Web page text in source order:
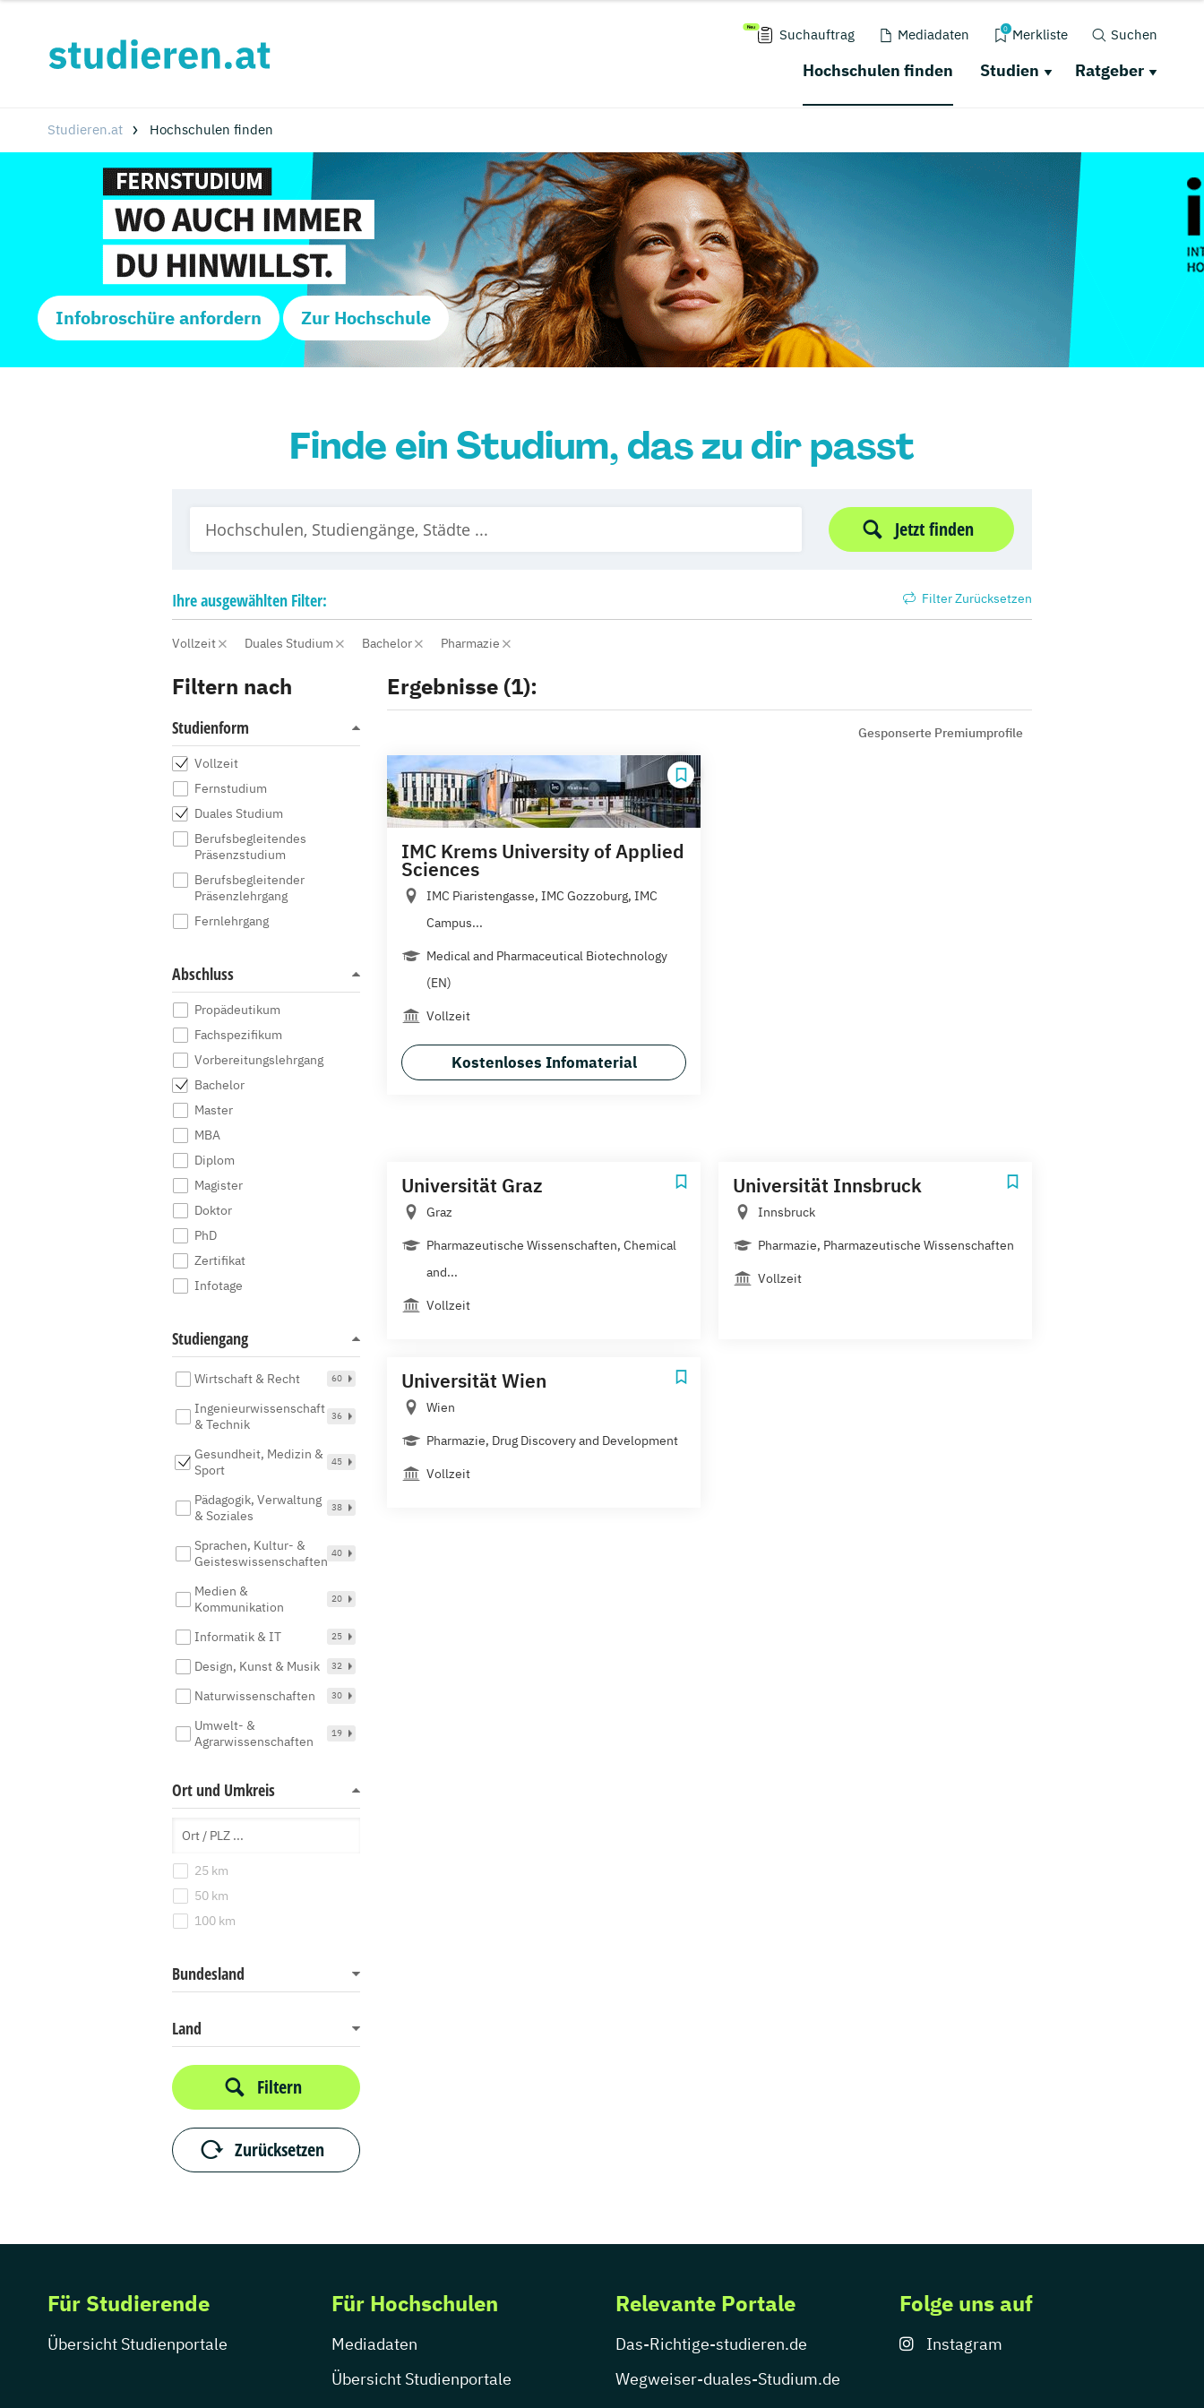
Suchauftrag Mediadaten 0 Merkliste Suchen
Hochschulen finden Studien Ratgeber
Studieren.at Hochschulen finden
Infobroschüre anfordern Zur Hochschule
Finde ein Studium, das zu dir passt
Jetzt finden
Ihreausgewählten Filter: Filter Zurücksetzen
Vollzeit Duales Studium Bachelor Pharmazie
Filtern nach
Studienform
Vollzeit
Fernstudium
Duales Studium
Berufsbegleitendes
Präsenzstudium
Berufsbegleitender
Präsenzlehrgang
Fernlehrgang
Abschluss
Propädeutikum
Fachspezifikum
Vorbereitungslehrgang
Bachelor
Master
MBA
Diplom
Magister
Doktor
PhD
Zertifikat
Infotage
Studiengang
Wirtschaft & Recht 60
Ingenieurwissenschaft
& Technik
36
Gesundheit, Medizin &
Sport
45
Pädagogik, Verwaltung
& Soziales
38
Sprachen, Kultur- &
Geisteswissenschaften
40
Medien &
Kommunikation
20
Informatik & IT 25
Design, Kunst & Musik 32
Naturwissenschaften 30
Umwelt- &
Agrarwissenschaften
19
Ort und Umkreis
25 km
50 km
100 km
Bundesland
Land
Filtern
Zurücksetzen
Ergebnisse (1):
Gesponserte Premiumprofile
IMC Krems University of Applied
Sciences
IMC Piaristengasse, IMC Gozzoburg, IMC
Campus...
Medical and Pharmaceutical Biotechnology
(EN)
Vollzeit
Kostenloses Infomaterial
Universität Graz
Graz
Pharmazeutische Wissenschaften, Chemical
and...
Vollzeit
Universität Innsbruck
Innsbruck
Pharmazie, Pharmazeutische Wissenschaften
Vollzeit
Universität Wien
Wien
Pharmazie, Drug Discovery and Development
Vollzeit
Für Studierende
Übersicht Studienportale
Für Hochschulen
Mediadaten
Übersicht Studienportale
Relevante Portale
Das-Richtige-studieren.de
Wegweiser-duales-Studium.de
Folge uns auf
Instagram